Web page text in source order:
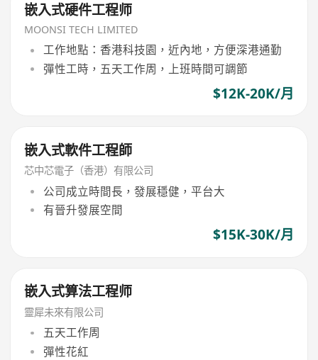
嵌入式硬件工程师
MOONSI TECH LIMITED
工作地點：香港科技園，近內地，方便深港通勤
彈性工時，五天工作周，上班時間可調節
$12K-20K/月
嵌入式軟件工程師
芯中芯電子（香港）有限公司
公司成立時間長，發展穩健，平台大
有晉升發展空間
$15K-30K/月
嵌入式算法工程师
靈犀未來有限公司
五天工作周
彈性花紅